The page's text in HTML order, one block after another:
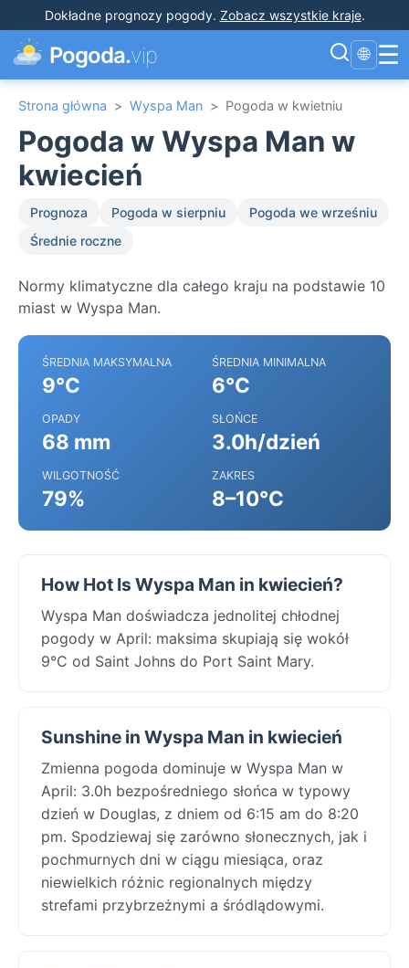
Dokładne prognozy pogody. Zobacz wszystkie kraje.
Pogoda.vip 🌐 ☰
Strona główna > Wyspa Man > Pogoda w kwietniu
Pogoda w Wyspa Man w
kwiecień
Prognoza Pogoda w sierpniu
Pogoda we wrześniu
Średnie roczne
Normy klimatyczne dla całego kraju na podstawie 10
miast w Wyspa Man.
ŚREDNIA MAKSYMALNA
9°C
ŚREDNIA MINIMALNA
6°C
OPADY
68 mm
SŁOŃCE
3.0h/dzień
WILGOTNOŚĆ
79%
ZAKRES
8–10°C
How Hot Is Wyspa Man in kwiecień?
Wyspa Man doświadcza jednolitej chłodnej
pogody w April: maksima skupiają się wokół
9°C od Saint Johns do Port Saint Mary.
Sunshine in Wyspa Man in kwiecień
Zmienna pogoda dominuje w Wyspa Man w
April: 3.0h bezpośredniego słońca w typowy
dzień w Douglas, z dniem od 6:15 am do 8:20
pm. Spodziewaj się zarówno słonecznych, jak i
pochmurnych dni w ciągu miesiąca, oraz
niewielkich różnic regionalnych między
strefami przybrzeżnymi a śródlądowymi.